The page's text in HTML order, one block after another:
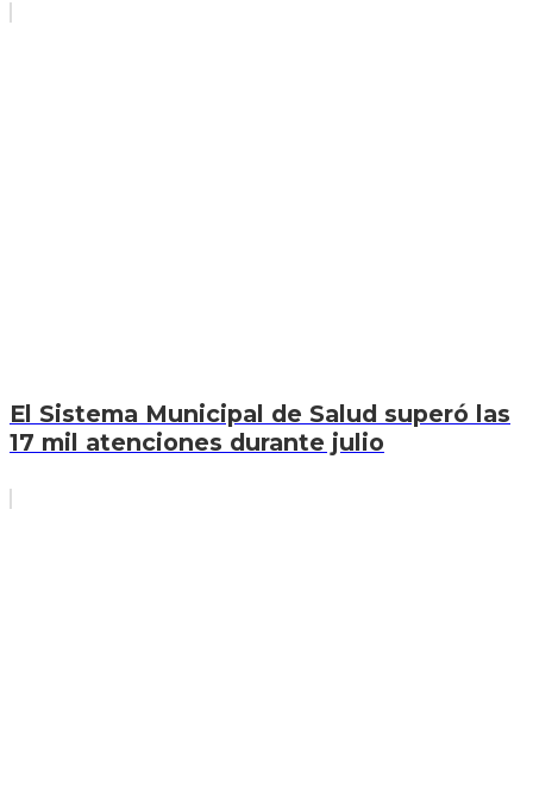
El Sistema Municipal de Salud superó las
17 mil atenciones durante julio